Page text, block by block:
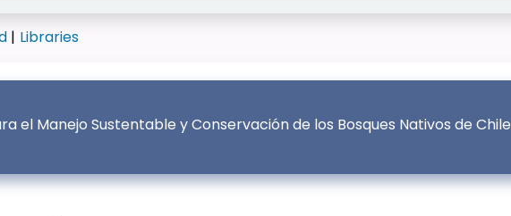
Libraries
el Manejo Sustentable y Conservación de los Bosques Nativos de Chile